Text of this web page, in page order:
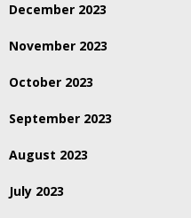
December 2023
November 2023
October 2023
September 2023
August 2023
July 2023